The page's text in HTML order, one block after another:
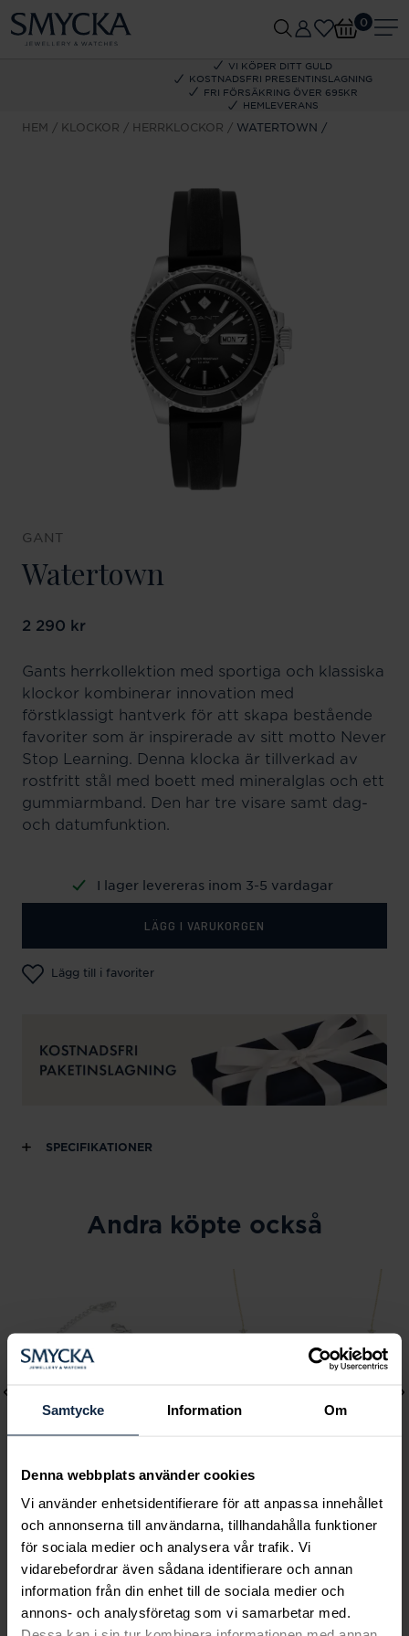
Samtycke Information Om
Denna webbplats använder cookies
Vi använder enhetsidentifierare för att anpassa innehållet
och annonserna till användarna, tillhandahålla funktioner
för sociala medier och analysera vår trafik. Vi
vidarebefordrar även sådana identifierare och annan
information från din enhet till de sociala medier och
annons- och analysföretag som vi samarbetar med.
VI KÖPER DITT GULD
KOSTNADSFRI PRESENTINSLAGNING
FRI FÖRSÄKRING ÖVER 695KR
HEMLEVERANS
0
HEM KLOCKOR HERRKLOCKOR WATERTOWN
GANT
Watertown
Pris:2 290 kr
2 290 kr
Gants herrkollektion med sportiga och klassiska
klockor kombinerar innovation med
förstklassigt hantverk för att skapa bestående
favoriter som är inspirerade av sitt motto Never
Stop Learning. Denna klocka är tillverkad av
rostfritt stål med boett med mineralglas och ett
gummiarmband. Den har tre visare samt dag-
och datumfunktion.
I lager levereras inom 3-5 vardagar
LÄGG I VARUKORGEN
Lägg till i favoriter
SPECIFIKATIONER
Andra köpte också
Lily and Rose
Ivory
Pris:349 kr
349 kr
Mockberg
Ellie Gold Necklace
Pris:
799 kr